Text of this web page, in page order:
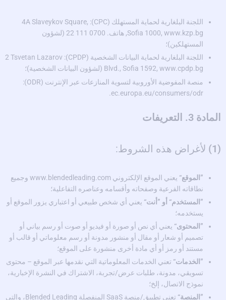
اللجنة البلغارية لحماية المستهلك (CPC): 4A Slaveykov Square,
Sofia 1000, www.kzp.bg, هاتف. 0700 111 22 (لشؤون
المستهلكين)؛
اللجنة البلغارية لحماية البيانات الشخصية (CPDP): 2 Tsvetan Lazarov
Blvd., Sofia 1592, www.cpdp.bg (لشؤون البيانات الشخصية)؛
منصة المفوضية الأوروبية لتسوية المنازعات عبر الإنترنت (ODR):
ec.europa.eu/consumers/odr.
المادة 3. التعريفات
(1) لأغراض هذه الشروط:
”الموقع“
يعني الموقع الإلكتروني www.blendedleading.com وجميع
نطاقاته الفرعية وصفحاته وأقسامه وعناصره التفاعلية؛
”المستخدم“ أو ”أنت“ يعني أي شخص طبيعي أو اعتباري يزور الموقع أو
يستخدمه؛
”المحتوى“ يعني أي نص أو صورة أو فيديو أو صوت أو رسم بياني أو
تصميم أو شعار أو مقال أو منشور مدونة أو رسم معلوماتي أو قالب أو
مستند أو رمز أو أي مادة أخرى منشورة على الموقع؛
”الخدمات“ تعني الخدمات المعلوماتية التي نقدمها عبر الموقع – محتوى
تسويقي، مدونة، طلبات عرض/تجربة، الاشتراك في النشرة الإخبارية،
نموذج الاتصال، إلخ؛
”المنصة“
تعني تطبيق/منصة SaaS المنفصلة Blended Leading، والتي